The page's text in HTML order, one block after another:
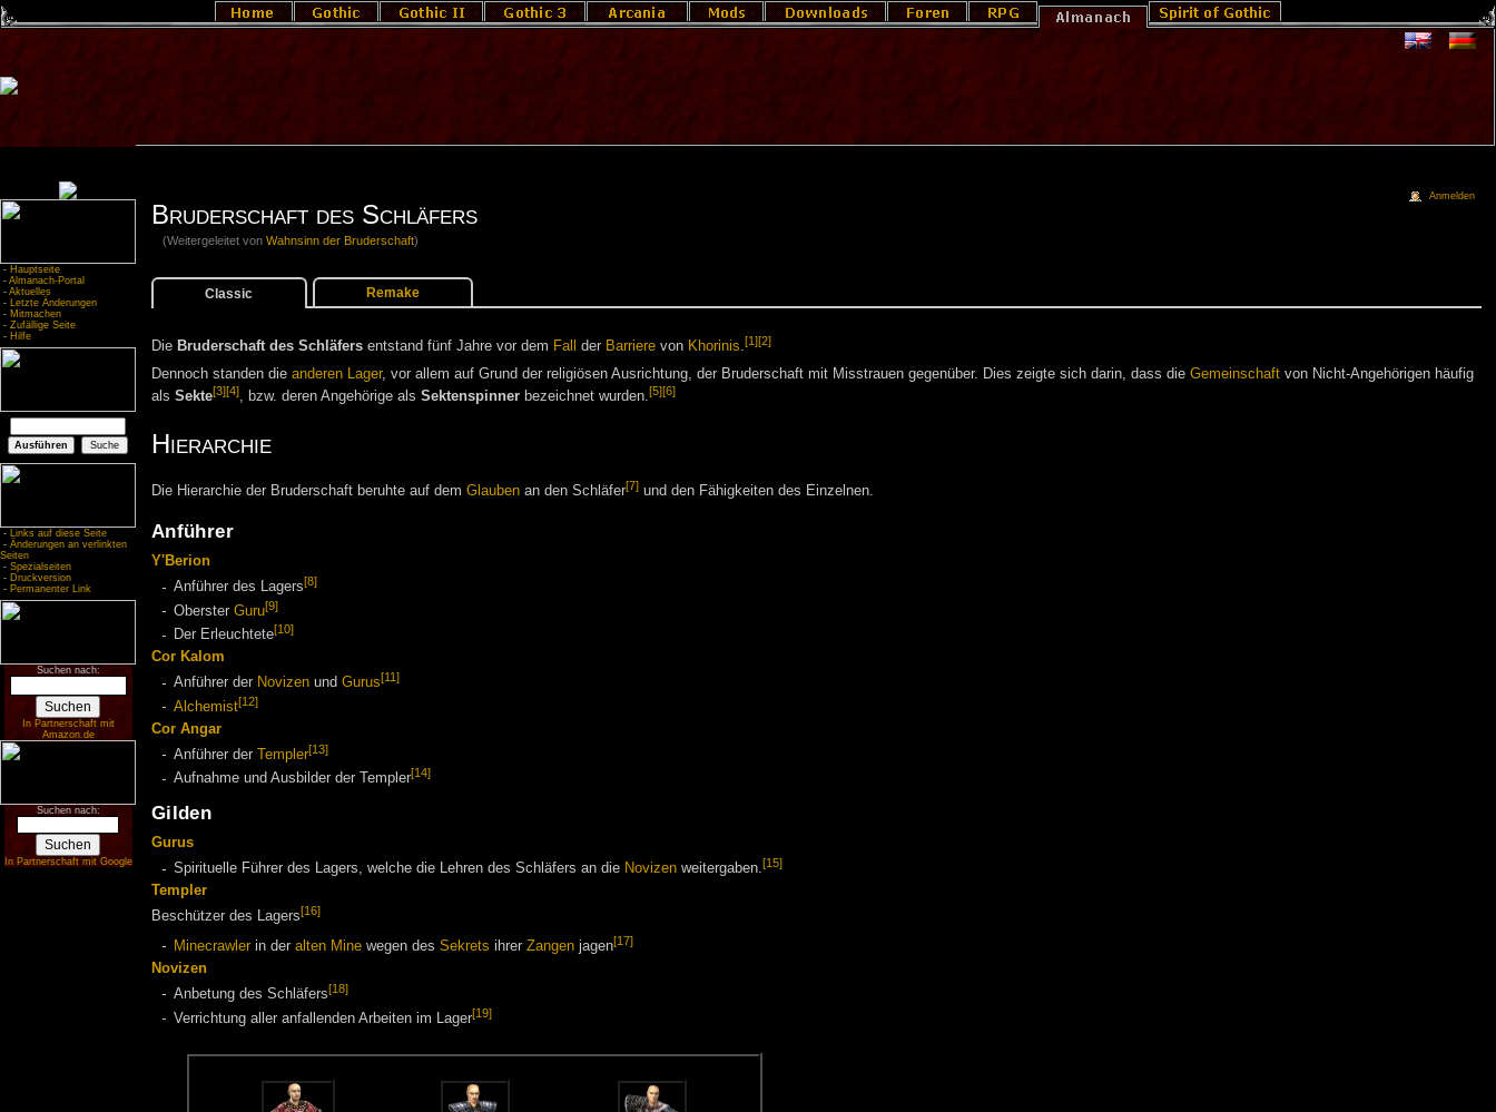
- Hauptseite
- Almanach-Portal
- Aktuelles
- Letzte Änderungen
- Mitmachen
- Zufällige Seite
- Hilfe
- Links auf diese Seite
- Änderungen an verlinkten
Seiten
- Spezialseiten
- Druckversion
- Permanenter Link
Suchen nach:
In Partnerschaft mit
Amazon.de
Suchen nach:
In Partnerschaft mit Google
Bruderschaft des Schläfers
(Weitergeleitet vonWahnsinn der Bruderschaft)
Classic Remake
Die Bruderschaft des Schläfersentstand fünf Jahre vor dem Fall der Barrierevon Khorinis.[1][2]
Dennoch standen die anderen Lager, vor allem auf Grund der religiösen Ausrichtung, der Bruderschaft mit Misstrauen gegenüber. Dies zeigte sich darin, dass die Gemeinschaftvon Nicht-Angehörigen häufig
als Sekte[3][4], bzw. deren Angehörige als Sektenspinnerbezeichnet wurden.[5][6]
Hierarchie
Die Hierarchie der Bruderschaft beruhte auf dem Glaubenan den Schläfer[7]und den Fähigkeiten des Einzelnen.
Anführer
Y'Berion
Anführer des Lagers[8]
Oberster Guru[9]
Der Erleuchtete[10]
Cor Kalom
Anführer der Novizen und Gurus[11]
Alchemist[12]
Cor Angar
Anführer der
Templer[13]
Aufnahme und Ausbilder der Templer[14]
Gilden
Gurus
Spirituelle Führer des Lagers, welche die Lehren des Schläfers an die Novizen weitergaben.[15]
Templer
Beschützer des Lagers[16]
Minecrawler in der alten Mine wegen des Sekrets ihrer Zangen jagen[17]
Novizen
Anbetung des Schläfers[18]
Verrichtung aller anfallenden Arbeiten im Lager[19]
Anmelden